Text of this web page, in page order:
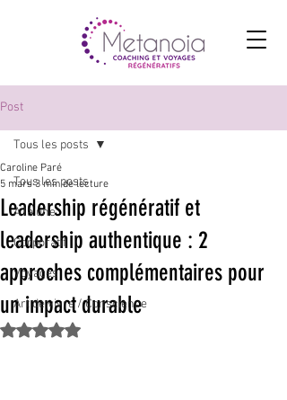
Post
Tous les posts
A la une
Corporatif
Voyages
Art de vivre / Conscience
Tous les posts
Leadership régénératif et
leadership authentique : 2
approches complémentaires pour
un impact durable
Caroline Paré
5 mars 3 min de lecture
Noté NaN étoiles sur 5.